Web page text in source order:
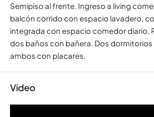
Semipiso al frente. Ingreso a living
balcón corrido con espacio lavadero,
integrada con espacio comedor diario.
dos baños con bañera. Dos
ambos con placares.
Video